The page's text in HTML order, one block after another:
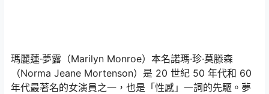
瑪麗蓮·夢露（Marilyn Monroe）本名諾瑪·珍·莫滕森
（Norma Jeane Mortenson）是 20 世紀 50 年代和 60
年代最著名的女演員之一，也是「性感」一詞的先驅。夢